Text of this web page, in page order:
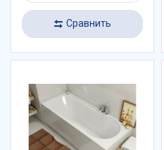
Сравнить